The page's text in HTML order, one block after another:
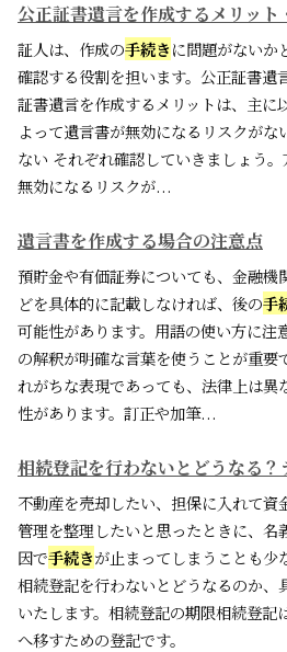
公正証書遺言を作成するメリット
証人は、作成の手続きに問題がないか
確認する役割を担います。公正証書遺
証書遺言を作成するメリットは、主に
よって遺言書が無効になるリスクが
ない それぞれ確認していきましょう
無効になるリスクが...
遺言書を作成する場合の注意点
預貯金や有価証券についても、金融機
どを具体的に記載しなければ、後の手
可能性があります。用語の使い方に注
の解釈が明確な言葉を使うことが重要
れがちな表現であっても、法律上は異
性があります。訂正や加筆...
相続登記を行わないとどうなる？
不動産を売却したい、担保に入れて資
管理を整理したいと思ったときに、名
因で手続きが止まってしまうことも少
相続登記を行わないとどうなるのか、
いたします。相続登記の期限相続登記
へ移すための登記です。